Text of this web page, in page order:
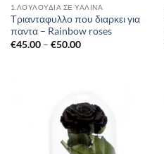
1.ΛΟΥΛΟΎΔΙΑ ΣΈ ΥΆΛΙΝΑ
Τριανταφυλλο που διαρκει για
παντα – Rainbow roses
€45.00 – €50.00Price